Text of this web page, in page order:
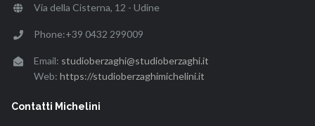
Via della Cisterna, 12 - Udine
Phone:+39 0432 299009
Email: studioberzaghi@studioberzaghi.it
Web: https://studioberzaghimichelini.it
Contatti Michelini